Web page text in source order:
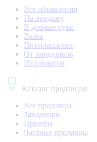
Все объявления
На продажу
В добрые руки
Вязка
Потерявшиеся
От заводчиков
Из приютов
Каталог продавцов
Все продавцы
Заводчики
Приюты
Частные продавцы